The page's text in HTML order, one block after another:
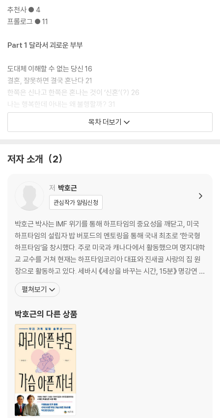
이 책의 내용은 실제 내 이야기이고 부모님의 이야기이며 이웃의 이야기이
다. 배우자를 위해 헌신을 각오했는가? 그렇다면 당신의 결혼은 선물이요,
추천사 ● 4
프롤로그 ● 11
Part 1 달라서 괴로운 부부
도대체 이해할 수 없는 당신 16
결혼, 잘못하면 결국 혼난다 21
한쪽은 신나고 한쪽은 혼나는 것이 ‘신혼’(?) 26
나는 행복한데 아내는 왜 불행할까? 31
당신은 완벽한 남자예요 36
이 사람을 믿고 살 수 있을까? 41
사랑의 유효기간과 유통기간 53
음치, 박치, 감치(?) 58
뭐가 미안한데? 63
그래도 잠이 온다 68
결혼은 치킨게임이 아니다 73
‘나’, ‘너’ 대신 ‘우리’를 77
명절증후군 날리는 법 81
Part 3 남녀의 차이를 알면 행복 시작
남편들이 가장 무서워하는 말 ‘우리 대화 좀 해요 ’ 90
남녀의 차이를 알면 행복 시작 95
함께하고 싶은 남편, 훌쩍 떠나고 싶은 아내 100
말의 온도 ‘호’와 ‘후’의 차이 105
수준 높은 행복을 위한 남편 역할 109
Part 4 배우자를 배워야 한다
배우자를 배우자 114
목차 더보기
저자 소개 2
저 박호근
관심작가 알림신청
박호근 박사는 IMF 위기를 통해 하프타임의 중요성을 깨닫고, 미국
하프타임의 설립자 밥 버포드의 멘토링을 통해 국내 최초로 ‘한국형
하프타임’을 창시했다. 주로 미국과 캐나다에서 활동했으며 명지대학
교 교수를 거쳐 현재는 하프타임코리아 대표와 진새골 사랑의 집 원
장으로 활동하고 있다. 세바시 《세상을 바꾸는 시간, 15분》 명강연 1
00 선정, MBC 《TV특강》, MBN 《황금알》, KBS 《유애리의 집중인
터뷰》, 동아일보의 <하프타임 서평>, 석세스TV 《명사 특강》, YTN
의 <로뎀나무> 연재, 파이
펼쳐보기
박호근의 다른 상품